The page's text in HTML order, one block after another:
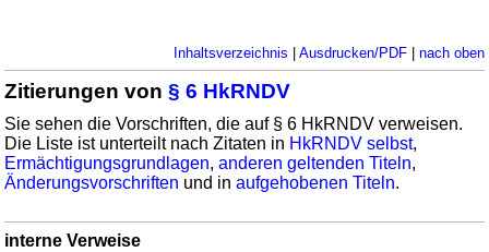
Inhaltsverzeichnis | Ausdrucken/PDF| nach oben
Zitierungen von§ 6 HkRNDV
Sie sehen die Vorschriften, die auf § 6 HkRNDV verweisen.
Die Liste ist unterteilt nach Zitaten in HkRNDV selbst,
Ermächtigungsgrundlagen,anderen geltenden Titeln,
Änderungsvorschriften und inaufgehobenen Titeln.
interne Verweise